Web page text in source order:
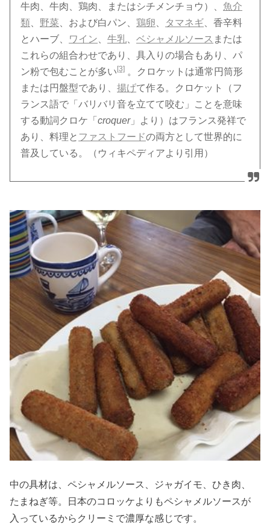
牛肉、牛肉、鶏肉、またはシチメンチョウ）、魚介
類
野菜 、および白パン、鶏卵 タマネギ 、香辛料
とハーブ、
ワイン 、牛乳 、ベシャメルソース または
これらの組合わせであり、具入りの場合もあり、パ
ン粉で包むことが多い[3] 。クロケットは通常円筒形
または円盤型であり、揚げて作る。クロケット（フ
ランス語で「バリバリ音を立てて咬む」ことを意味
する動詞クロケ「croquer」より）はフランス発祥で
あり、料理と ファストフードの両方として世界的に
普及している。（ウィキペディアより引用）
中の具材は、ペシャメルソース、ジャガイモ、ひき肉、
たまねぎ等。日本のコロッケよりもペシャメルソースが
入っているからクリーミで濃厚な感じです。